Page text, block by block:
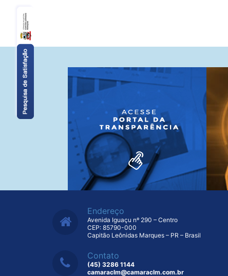
Endereço
Avenida Iguaçu nº 290 – Centro
CEP: 85790-000
Capitão Leônidas Marques – PR – Brasil
Contato
(45) 3286 1144
camaraclm@camaraclm.com.br